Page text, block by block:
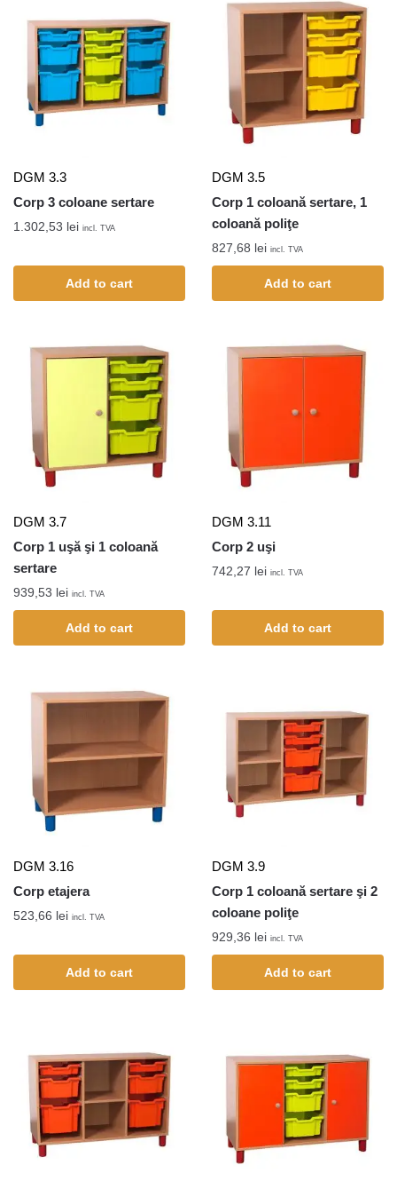
DGM 3.3
Corp 3 coloane sertare
1.302,53 lei incl. TVA
Add to cart
DGM 3.5
Corp 1 coloană sertare, 1
coloană poliţe
827,68 lei incl. TVA
Add to cart
DGM 3.7
Corp 1 uşă şi 1 coloană
sertare
939,53 lei incl. TVA
Add to cart
DGM 3.11
Corp 2 uşi
742,27 lei incl. TVA
Add to cart
DGM 3.16
Corp etajera
523,66 lei incl. TVA
Add to cart
DGM 3.9
Corp 1 coloană sertare şi 2
coloane poliţe
929,36 lei incl. TVA
Add to cart